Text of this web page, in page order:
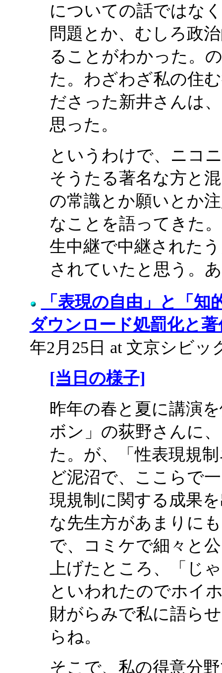
についての話ではな
問題とか、むしろ政
ることがわかった。
た。わざわざ私の住
ださった新井さんは
思った。
というわけで、ニコ
そうたる著名な方と
の常識とか願いとか
なことを語ってきた
生中継で中継された
されていたと思う。
「表現の自由」と「
ダウンロード処罰化と
年2月25日 at 文京シビ
[当日の様子]
昨年の春と夏に講演
ボン」の荻野さんに
た。が、「性表現規
ど泥沼で、ここらで
現規制に関する成果
な先生方があまりに
で、コミケで細々と
上げたところ、「じ
といわれたのでホイ
財がらみで私に語ら
らね。
そこで、私の得意分